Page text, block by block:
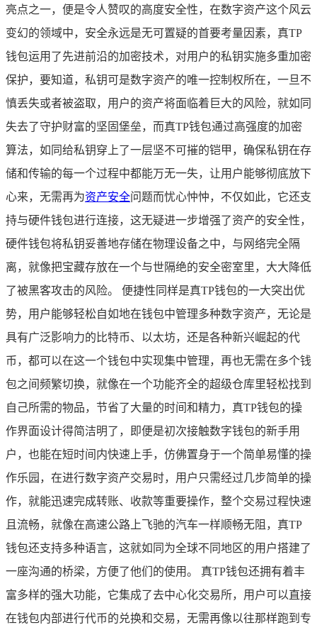
亮点之一，便是令人赞叹的高度安全性，在数字资产这个风云
变幻的领域中，安全永远是无可置疑的首要考量因素，真TP
钱包运用了先进前沿的加密技术，对用户的私钥实施多重加密
保护，要知道，私钥可是数字资产的唯一控制权所在，一旦不
慎丢失或者被盗取，用户的资产将面临着巨大的风险，就如同
失去了守护财富的坚固堡垒，而真TP钱包通过高强度的加密
算法，如同给私钥穿上了一层坚不可摧的铠甲，确保私钥在存
储和传输的每一个过程中都能万无一失，让用户能够彻底放下
心来，无需再为资产安全问题而忧心忡忡，不仅如此，它还支
持与硬件钱包进行连接，这无疑进一步增强了资产的安全性，
硬件钱包将私钥妥善地存储在物理设备之中，与网络完全隔
离，就像把宝藏存放在一个与世隔绝的安全密室里，大大降低
了被黑客攻击的风险。 便捷性同样是真TP钱包的一大突出优
势，用户能够轻松自如地在钱包中管理多种数字资产，无论是
具有广泛影响力的比特币、以太坊，还是各种新兴崛起的代
币，都可以在这一个钱包中实现集中管理，再也无需在多个钱
包之间频繁切换，就像在一个功能齐全的超级仓库里轻松找到
自己所需的物品，节省了大量的时间和精力，真TP钱包的操
作界面设计得简洁明了，即便是初次接触数字钱包的新手用
户，也能在短时间内快速上手，仿佛置身于一个简单易懂的操
作乐园，在进行数字资产交易时，用户只需经过几步简单的操
作，就能迅速完成转账、收款等重要操作，整个交易过程快速
且流畅，就像在高速公路上飞驰的汽车一样顺畅无阻，真TP
钱包还支持多种语言，这就如同为全球不同地区的用户搭建了
一座沟通的桥梁，方便了他们的使用。 真TP钱包还拥有着丰
富多样的强大功能，它集成了去中心化交易所，用户可以直接
在钱包内部进行代币的兑换和交易，无需再像以往那样跑到专